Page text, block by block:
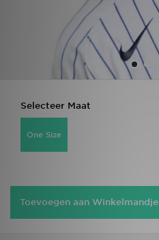
Selecteer Maat
One Size
Toevoegen aan Winkelmandje
Klantenservice
Download de app